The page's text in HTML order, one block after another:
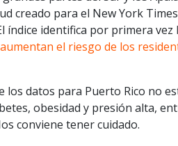
creado para el New York
índice identifica por primera
aumentan el riesgo de los
los datos para Puerto Rico no
obesidad y presión alta,
conviene tener cuidado.